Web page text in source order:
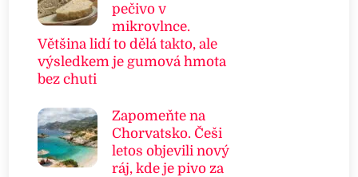
pečivo v
mikrovlnce.
Většina lidí to dělá takto, ale
výsledkem je gumová hmota
bez chuti
Zapomeňte na
Chorvatsko. Češi
letos objevili nový
ráj, kde je pivo za